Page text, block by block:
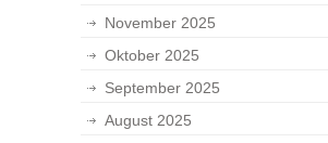
November 2025
Oktober 2025
September 2025
August 2025